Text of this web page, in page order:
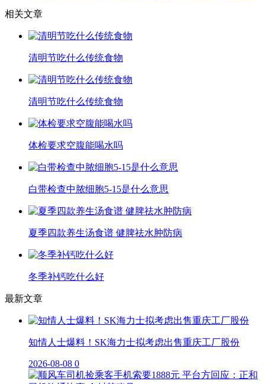
相关文章
清明节吃什么传统食物
清明节吃什么传统食物
体检要求空腹能喝水吗
白带检查中脓细胞5-15是什么意思
夏季四款养生汤食谱 健脾祛水肿防病
冬季补钙吃什么好
最新文章
知情人士爆料！SK海力士拟考虑出售重庆工厂股份
2026-08-08 0